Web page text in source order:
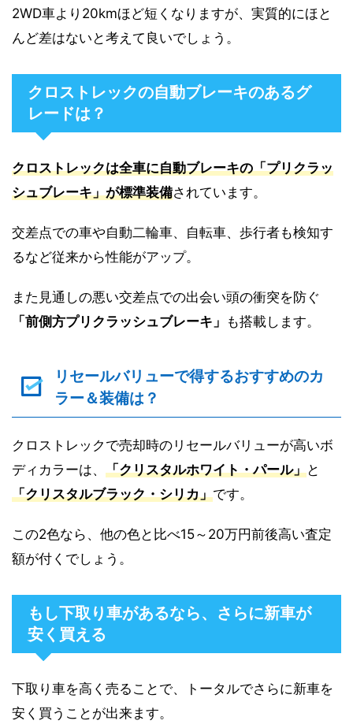
2WD車より20kmほど短くなりますが、実質的にほと
んど差はないと考えて良いでしょう。
クロストレックの自動ブレーキのあるグ
レードは？
クロストレックは全車に自動ブレーキの「プリクラッ
シュブレーキ」が標準装備されています。
交差点での車や自動二輪車、自転車、歩行者も検知す
るなど従来から性能がアップ。
また見通しの悪い交差点での出会い頭の衝突を防ぐ
「前側方プリクラッシュブレーキ」 も搭載します。
リセールバリューで得するおすすめのカ
ラー＆装備は？
クロストレックで売却時のリセールバリューが高いボ
ディカラーは、 「クリスタルホワイト・パール」と
「クリスタルブラック・シリカ」です。
この2色なら、他の色と比べ15～20万円前後高い査定
額が付くでしょう。
もし下取り車があるなら、さらに新車が
安く買える
下取り車を高く売ることで、トータルでさらに新車を
安く買うことが出来ます。